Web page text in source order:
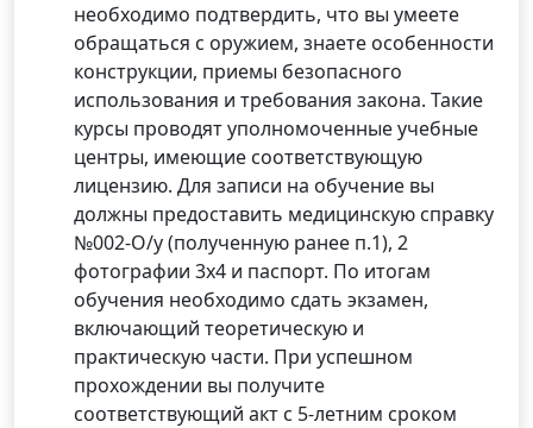
необходимо подтвердить, что вы умеете
обращаться с оружием, знаете особенности
конструкции, приемы безопасного
использования и требования закона. Такие
курсы проводят уполномоченные учебные
центры, имеющие соответствующую
лицензию. Для записи на обучение вы
должны предоставить медицинскую справку
№002-О/у (полученную ранее п.1), 2
фотографии 3х4 и паспорт. По итогам
обучения необходимо сдать экзамен,
включающий теоретическую и
практическую части. При успешном
прохождении вы получите
соответствующий акт с 5-летним сроком